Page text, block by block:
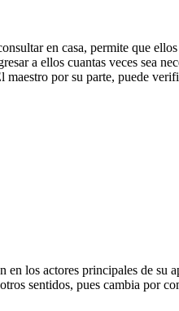
en casa, permite que
a ellos cuantas veces sea
por su parte, puede
los actores principales de
sentidos, pues cambia por